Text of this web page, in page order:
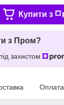
Купити з
з Пром?
захистом
Оплата